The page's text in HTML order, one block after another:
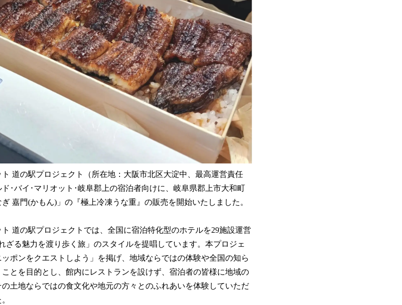
道の駅プロジェクト（所在地：大阪市北区大淀中、最高運営責任
･バイ･マリオット･岐阜郡上の宿泊者向けに、岐阜県郡上市大和町
嘉門(かもん)」の『極上冷凍うな重』の販売を開始いたしました。
道の駅プロジェクトでは、全国に宿泊特化型のホテルを29施設運営
ざる魅力を渡り歩く旅」のスタイルを提唱しています。本プロジェ
ポンをクエストしよう」を掲げ、地域ならではの体験や全国の知ら
とを目的とし、館内にレストランを設けず、宿泊者の皆様に地域の
土地ならではの食文化や地元の方々とのふれあいを体験していただ